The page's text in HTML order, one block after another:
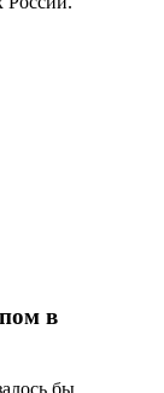
в